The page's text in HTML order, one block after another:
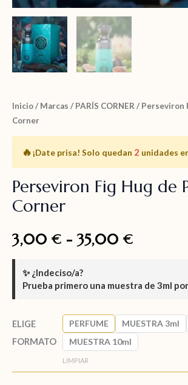
Inicio/ Marcas / PARÍS CORNER/ Perseviron
Corner
🔥¡Date prisa! Solo quedan 2 unidades
Perseviron Fig Hug de
Corner
3,00 € - 35,00 €
✨¿Indeciso/a?
Prueba primero una muestra de 3ml
ELIGE
FORMATO
PERFUME MUESTRA 3ml
MUESTRA 10ml
LIMPIAR